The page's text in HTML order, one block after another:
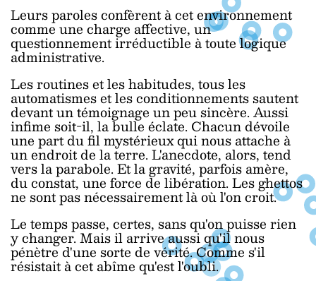
Leurs paroles confèrent à cet environnement
comme une charge affective, un
questionnement irréductible à toute logique
administrative.
Les routines et les habitudes, tous les
automatismes et les conditionnements sautent
devant un témoignage un peu sincère. Aussi
infime soit-il, la bulle éclate. Chacun dévoile
une part du fil mystérieux qui nous attache à
un endroit de la terre. L'anecdote, alors, tend
vers la parabole. Et la gravité, parfois amère,
du constat, une force de libération. Les ghettos
ne sont pas nécessairement là où l'on croit.
Le temps passe, certes, sans qu'on puisse rien
y changer. Mais il arrive aussi qu'il nous
pénètre d'une sorte de vérité. Comme s'il
résistait à cet abîme qu'est l'oubli.